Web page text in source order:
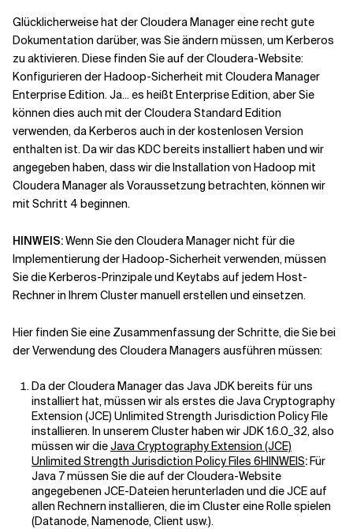
Glücklicherweise hat der Cloudera Manager eine recht gute
Dokumentation darüber, was Sie ändern müssen, um Kerberos
zu aktivieren. Diese finden Sie auf der Cloudera-Website:
Konfigurieren der Hadoop-Sicherheit mit Cloudera Manager
Enterprise Edition. Ja... es heißt Enterprise Edition, aber Sie
können dies auch mit der Cloudera Standard Edition
verwenden, da Kerberos auch in der kostenlosen Version
enthalten ist. Da wir das KDC bereits installiert haben und wir
angegeben haben, dass wir die Installation von Hadoop mit
Cloudera Manager als Voraussetzung betrachten, können wir
mit Schritt 4 beginnen.
HINWEIS:Wenn Sie den Cloudera Manager nicht für die
Implementierung der Hadoop-Sicherheit verwenden, müssen
Sie die Kerberos-Prinzipale und Keytabs auf jedem Host-
Rechner in Ihrem Cluster manuell erstellen und einsetzen.
Hier finden Sie eine Zusammenfassung der Schritte, die Sie bei
der Verwendung des Cloudera Managers ausführen müssen:
Da der Cloudera Manager das Java JDK bereits für uns
installiert hat, müssen wir als erstes die Java Cryptography
Extension (JCE) Unlimited Strength Jurisdiction Policy File
installieren. In unserem Cluster haben wir JDK 1.6.0_32, also
müssen wir dieJava Cryptography Extension (JCE)
Unlimited Strength Jurisdiction Policy Files 6HINWEIS:Für
Java 7 müssen Sie die auf der Cloudera-Website
angegebenen JCE-Dateien herunterladen und die JCE auf
allen Rechnern installieren, die im Cluster eine Rolle spielen
(Datanode, Namenode, Client usw.).